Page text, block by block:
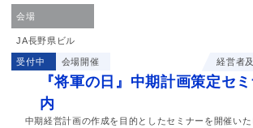
会場
JA長野県ビル
受付中 会場開催 経営者
『将軍の日』中期計画策定セ
内
中期経営計画の作成を目的としたセミナーを開催い